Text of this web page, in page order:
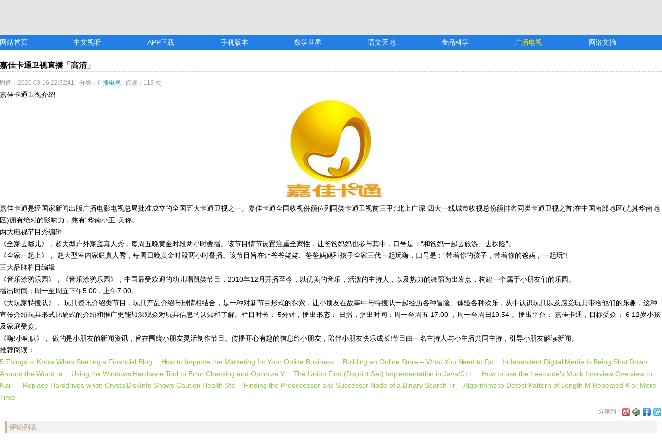
网站首页 中文视听 APP下载 手机版本 数学世界 语文天地 食品科学 广播电视 网络文摘
嘉佳卡通卫视直播「高清」
时间：2026-03-16 22:32:41 分类： 广播电视 阅读：113 次
嘉佳卡通卫视介绍
嘉佳卡通是经国家新闻出版广播电影电视总局批准成立的全国五大卡通卫视之一。嘉佳卡通全国收视份额位列同类卡通卫视前三甲;“北上广深”四大一线城市收视总份额排名同类卡通卫视之首;在中国南部地区(尤其华南地
区)拥有绝对的影响力，兼有“华南小王”美称。
两大电视节目秀编辑
《全家去哪儿》，超大型户外家庭真人秀，每周五晚黄金时段两小时叠播。该节目情节设置注重全家性，让爸爸妈妈也参与其中，口号是：“和爸妈一起去旅游、去探险”。
《全家一起上》， 超大型室内家庭真人秀，每周日晚黄金时段两小时叠播。该节目旨在让爷爷姥姥、爸爸妈妈和孩子全家三代一起玩嗨，口号是：“带着你的孩子，带着你的爸妈，一起玩”!
三大品牌栏目编辑
《音乐涂鸦乐园》，《音乐涂鸦乐园》，中国最受欢迎的幼儿唱跳类节目，2010年12月开播至今，以优美的音乐，活泼的主持人，以及热力的舞蹈为出发点，构建一个属于小朋友们的乐园。
播出时间：周一至周五下午5:00，上午7:00。
《大玩家特搜队》， 玩具资讯介绍类节目，玩具产品介绍与剧情相结合，是一种对新节目形式的探索，让小朋友在故事中与特搜队一起经历各种冒险、体验各种欢乐，从中认识玩具以及感受玩具带给他们的乐趣，这种
宣传介绍玩具形式比硬式的介绍和推广更能加深观众对玩具信息的认知和了解。栏目时长： 5分钟，播出形态： 日播，播出时间：周一至周五 17:00 ，周一至周日19:54 。播出平台： 嘉佳卡通，目标受众： 6-12岁小孩
及家庭受众。
《嗨!小喇叭》， 做的是小朋友的新闻资讯，旨在围绕小朋友灵活制作节目。传播开心有趣的信息给小朋友，陪伴小朋友快乐成长!节目由一名主持人与小主播共同主持，引导小朋友解读新闻。
推荐阅读：
5 Things to Know When Starting a Financial Blog
How to Improve the Marketing for Your Online Business Building an Online Store – What You Need to Do
Independent Digital Media Is Being Shut Down
Around the World, a
Using the Windows Hardware Tool to Error Checking and Optimize Y The Union Find (Disjoint Set) Implementation in Java/C++
How to use the Leetcode’s Mock Interview Overview to
Nail
Replace Harddrives when CrystalDiskInfo Shows Caution Health Sta Finding the Predecessor and Successor Node of a Binary Search Tr
Algorithms to Detect Pattern of Length M Repeated K or More
Time
分享到：
新 QQ
评论列表